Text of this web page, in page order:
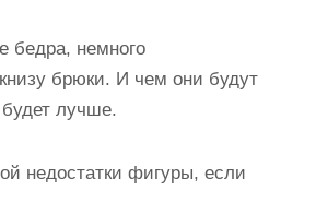
бедра, немного
брюки. И чем они будут
лучше.
недостатки фигуры, если